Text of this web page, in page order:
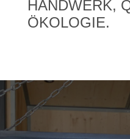
HANDWERK,
ÖKOLOGIE.